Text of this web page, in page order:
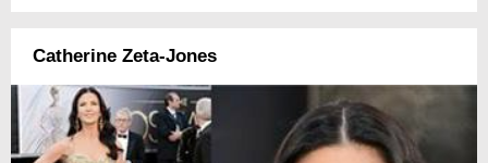
Catherine Zeta-Jones